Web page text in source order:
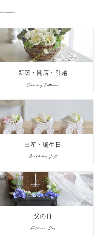
新築・開店・引越
Shining Future!
出産・誕生日
Birthday Gift
父の日
Fathers Day